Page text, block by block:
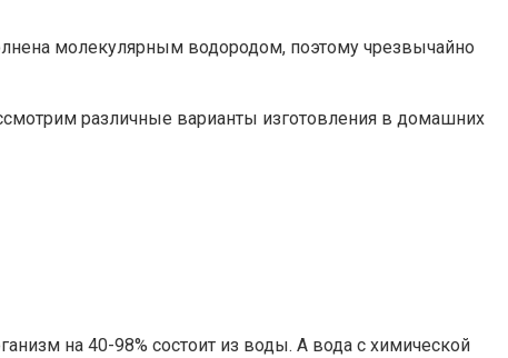
молекулярным водородом, поэтому чрезвычайно
различные варианты изготовления в домашних
на 40-98% состоит из воды. А вода с химической